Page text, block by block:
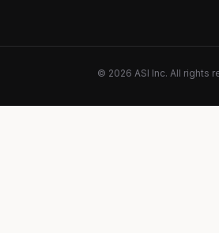
© 2026 ASI Inc. All rights